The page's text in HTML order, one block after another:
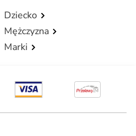
Dziecko
Mężczyzna
Marki